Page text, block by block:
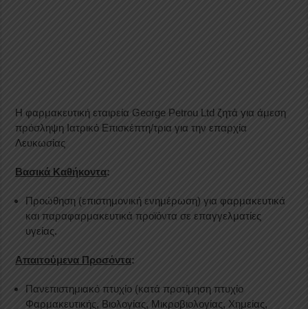
Η φαρμακευτική εταιρεία George Petrou Ltd ζητά για άμεση
πρόσληψη Ιατρικό Επισκέπτη/τρια για την επαρχία
Λευκωσίας
Βασικά Καθήκοντα:
Προώθηση (επιστημονική ενημέρωση) για φαρμακευτικά
και παραφαρμακευτικά προϊόντα σε επαγγελματίες
υγείας.
Απαιτούμενα Προσόντα:
Πανεπιστημιακό πτυχίο (κατά προτίμηση πτυχίο
Φαρμακευτικής, Βιολογίας, Μικροβιολογίας, Χημείας,